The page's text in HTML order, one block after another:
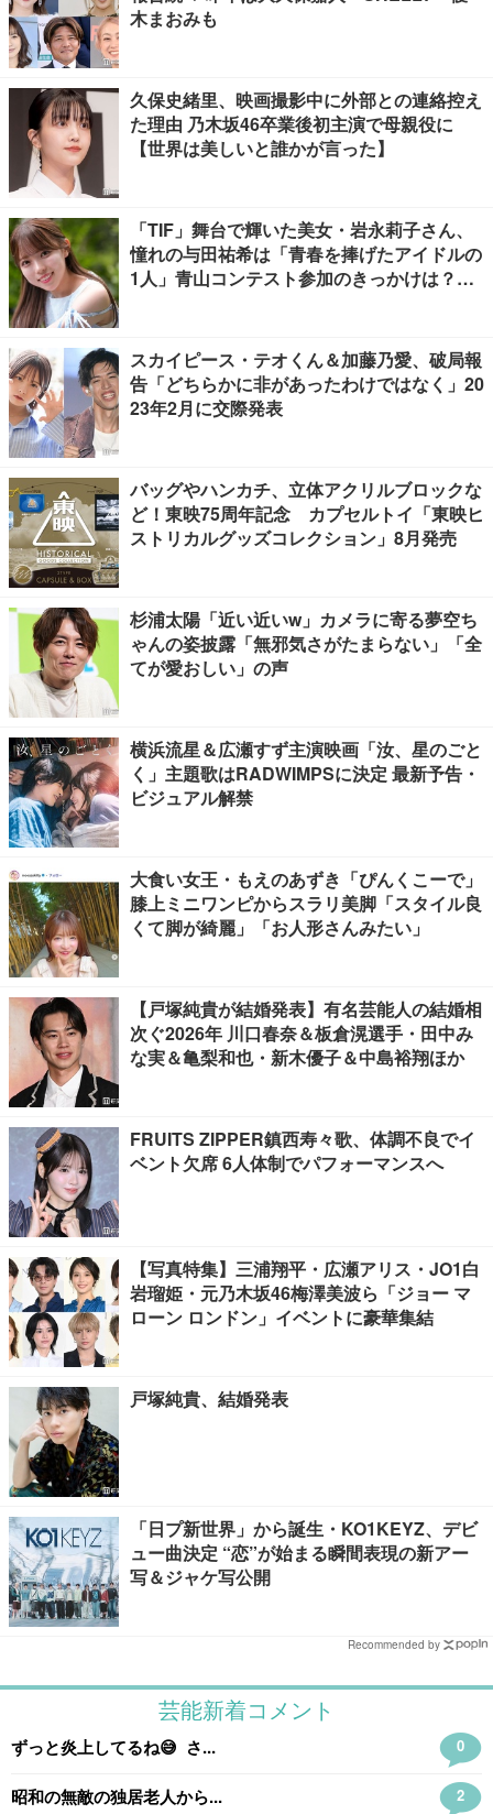
木まおみも
久保史緒里、映画撮影中に外部との連絡控え
た理由 乃木坂46卒業後初主演で母親役に
【世界は美しいと誰かが言った】
「TIF」舞台で輝いた美女・岩永莉子さん、
憧れの与田祐希は「青春を捧げたアイドルの
1人」青山コンテスト参加のきっかけは？
スカイピース・テオくん＆加藤乃愛、破局報
告「どちらかに非があったわけではなく」20
23年2月に交際発表
バッグやハンカチ、立体アクリルブロックな
ど！東映75周年記念 カプセルトイ「東映ヒ
ストリカルグッズコレクション」8月発売
杉浦太陽「近い近いw」カメラに寄る夢空ち
ゃんの姿披露「無邪気さがたまらない」「全
てが愛おしい」の声
横浜流星＆広瀬すず主演映画「汝、星のごと
く」主題歌はRADWIMPSに決定 最新予告・
ビジュアル解禁
大食い女王・もえのあずき「ぴんくこーで」
膝上ミニワンピからスラリ美脚「スタイル良
くて脚が綺麗」「お人形さんみたい」
【戸塚純貴が結婚発表】有名芸能人の結婚相
次ぐ2026年 川口春奈＆板倉滉選手・田中み
な実＆亀梨和也・新木優子＆中島裕翔ほか
FRUITS ZIPPER鎮西寿々歌、体調不良でイ
ベント欠席 6人体制でパフォーマンスへ
【写真特集】三浦翔平・広瀬アリス・JO1白
岩瑠姫・元乃木坂46梅澤美波ら「ジョー マ
ローン ロンドン」イベントに豪華集結
戸塚純貴、結婚発表
「日プ新世界」から誕生・KO1KEYZ、デビ
ュー曲決定 “恋”が始まる瞬間表現の新アー
写＆ジャケ写公開
Recommended by